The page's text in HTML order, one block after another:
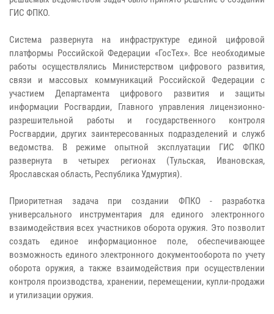
ГИС ФПКО.
Система развернута на инфраструктуре единой цифровой
платформы Российской Федерации «ГосТех». Все необходимые
работы осуществлялись Министерством цифрового развития,
связи и массовых коммуникаций Российской Федерации с
участием Департамента цифрового развития и защиты
информации Росгвардии, Главного управления лицензионно-
разрешительной работы и государственного контроля
Росгвардии, других заинтересованных подразделений и служб
ведомства. В режиме опытной эксплуатации ГИС ФПКО
развернута в четырех регионах (Тульская, Ивановская,
Ярославская область, Республика Удмуртия).
Приоритетная задача при создании ФПКО - разработка
универсального инструментария для единого электронного
взаимодействия всех участников оборота оружия. Это позволит
создать единое информационное поле, обеспечивающее
возможность единого электронного документооборота по учету
оборота оружия, а также взаимодействия при осуществлении
контроля производства, хранении, перемещении, купли-продажи
и утилизации оружия.